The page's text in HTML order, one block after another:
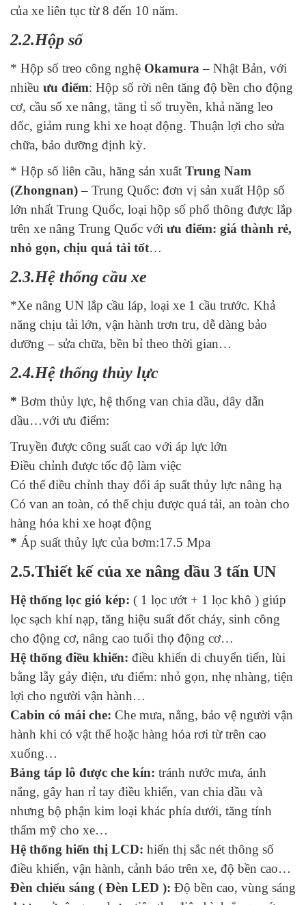
của xe liên tục từ 8 đến 10 năm.
2.2.Hộp số
* Hộp số treo công nghệ Okamura– Nhật Bản, với
nhiều ưu điểm: Hộp số rời nên tăng độ bền cho động
cơ, cầu số xe nâng, tăng tỉ số truyền, khả năng leo
dốc, giảm rung khi xe hoạt động. Thuận lợi cho sửa
chữa, bảo dưỡng định kỳ.
* Hộp số liên cầu, hãng sản xuất Trung Nam
(Zhongnan)– Trung Quốc: đơn vị sản xuất Hộp số
lớn nhất Trung Quốc, loại hộp số phổ thông được lắp
trên xe nâng Trung Quốc với ưu điểm: giá thành rẻ,
nhỏ gọn, chịu quá tải tốt…
2.3.Hệ thống cầu xe
*Xe nâng UN lắp cầu láp, loại xe 1 cầu trước. Khả
năng chịu tải lớn, vận hành trơn tru, dễ dàng bảo
dưỡng – sửa chữa, bền bỉ theo thời gian…
2.4.Hệ thống thủy lực
* Bơm thủy lực, hệ thống van chia dầu, dây dẫn
dầu…với ưu điểm:
Truyền được công suất cao với áp lực lớn
Điều chỉnh được tốc độ làm việc
Có thể điều chỉnh thay đổi áp suất thủy lực nâng hạ
Có van an toàn, có thể chịu được quá tải, an toàn cho
hàng hóa khi xe hoạt động
* Áp suất thủy lực của bơm:17.5 Mpa
2.5.Thiết kế của xe nâng dầu 3 tấn UN
Hệ thống lọc gió kép: ( 1 lọc ướt + 1 lọc khô ) giúp
lọc sạch khí nạp, tăng hiệu suất đốt cháy, sinh công
cho động cơ, nâng cao tuổi thọ động cơ…
Hệ thống điều khiển: điều khiển di chuyển tiến, lùi
bằng lẫy gảy điện, ưu điểm: nhỏ gọn, nhẹ nhàng, tiện
lợi cho người vận hành…
Cabin có mái che: Che mưa, nắng, bảo vệ người vận
hành khi có vật thể hoặc hàng hóa rơi từ trên cao
xuống…
Bảng táp lô được che kín: tránh nước mưa, ánh
nắng, gây han rỉ tay điều khiển, van chia dầu và
nhưng bộ phận kim loại khác phía dưới, tăng tính
thẩm mỹ cho xe…
Hệ thống hiển thị LCD: hiển thị sắc nét thông số
điều khiển, vận hành, cảnh báo trên xe, độ bền cao…
Đèn chiếu sáng ( Đèn LED ): Độ bền cao, vùng sáng